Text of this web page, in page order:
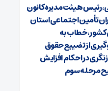
رئیس هیئت‌مدیره کانون
تأمین اجتماعی استان
کشور، خطاب به
از تضییع حقوق
در احکام افزایش
صحیح مرحله سوم